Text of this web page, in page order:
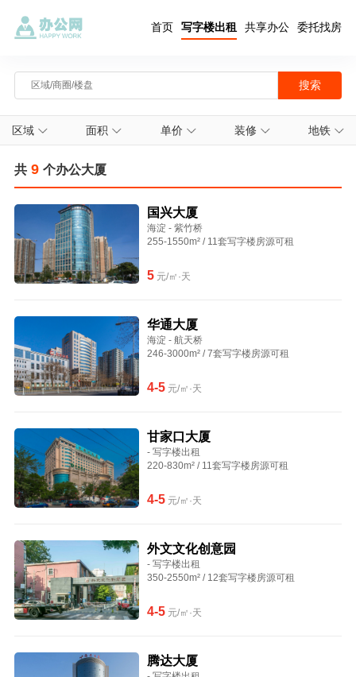
首页 写字楼出租 共享办公 委托找房
区域 面积 单价 装修 地铁
共 9 个办公大厦
国兴大厦
海淀 - 紫竹桥
255-1550m² / 11套写字楼房源可租
5元/㎡·天
华通大厦
海淀 - 航天桥
246-3000m² / 7套写字楼房源可租
4-5元/㎡·天
甘家口大厦
- 写字楼出租
220-830m² / 11套写字楼房源可租
4-5元/㎡·天
外文文化创意园
- 写字楼出租
350-2550m² / 12套写字楼房源可租
4-5元/㎡·天
腾达大厦